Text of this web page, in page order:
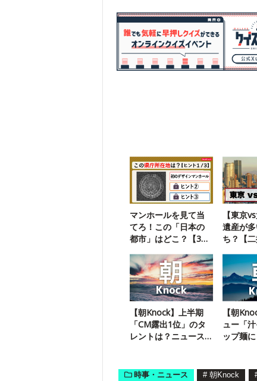
マンホールを見て当
てろ！この「日本の
都市」はどこ？【3ヒ
【東京
遺産が
ち？【二
【朝Knock】上半期
「CM露出1位」のタ
レントは？ニュース
【朝
ュー「
ップ麺
時事・ニュース # 朝Knock